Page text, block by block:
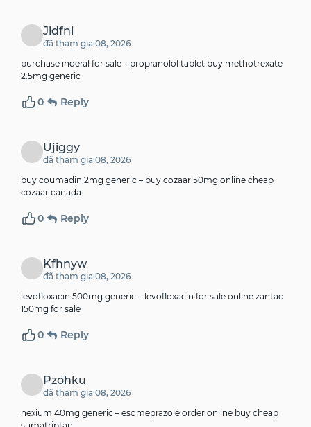
Jidfni
đã tham gia 08, 2026
purchase inderal for sale – propranolol tablet buy methotrexate
2.5mg generic
0 Reply
Ujiggy
đã tham gia 08, 2026
buy coumadin 2mg generic – buy cozaar 50mg online cheap
cozaar canada
0 Reply
Kfhnyw
đã tham gia 08, 2026
levofloxacin 500mg generic – levofloxacin for sale online zantac
150mg for sale
0 Reply
Pzohku
đã tham gia 08, 2026
nexium 40mg generic – esomeprazole order online buy cheap